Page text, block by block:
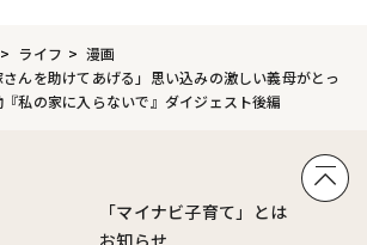
ライフ
漫画
さんを助けてあげる」思い込みの激しい義母がとっ
私の家に入らないで』ダイジェスト後編
「マイナビ子育て」とは